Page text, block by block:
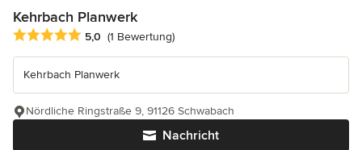
Kehrbach Planwerk
Durchschnittliche Bewertung: 5 von 5 Sternen
5,0 (1 Bewertung)
Kehrbach Planwerk
Nachricht
Nördliche Ringstraße 9, 91126 Schwabach